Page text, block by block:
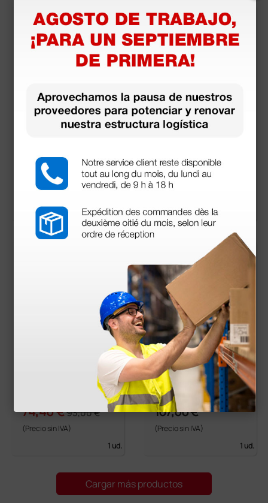
Juego Combi (linter
25,30 €
(Precio sin IVA)
1 ud.
Heine Mini 3000® F.
228,60 €254,0
0 €
(Precio sin IVA)
más opciones
SIGMA F.O. - Luz LED
74,40 €93,00 €
(Precio sin IVA)
1 ud.
Heine Mini 3000 LED
con iluminación dire
cta, mango a pilas y
estuche
167,00 €
(Precio sin IVA)
1 ud.
más opciones
Cargar más productos